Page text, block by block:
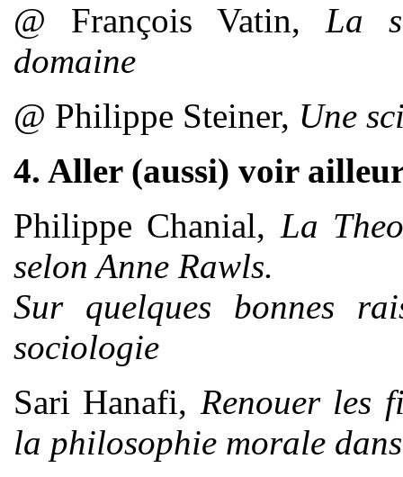
@ François Vatin, La
domaine
@ Philippe Steiner, Une
4. Aller (aussi) voir
Philippe Chanial, La
selon Anne Rawls.
Sur quelques bonnes
sociologie
Sari Hanafi, Renouer les
la philosophie morale